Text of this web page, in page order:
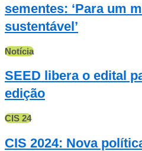
sementes: ‘Para um
sustentável’
Notícia
SEED libera o edital
edição
CIS 24
CIS 2024: Nova